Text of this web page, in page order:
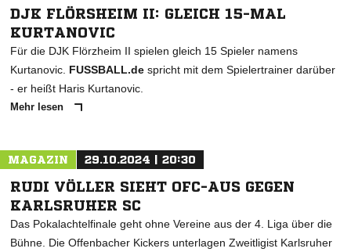
DJK FLÖRSHEIM II: GLEICH 15-MAL
KURTANOVIC
Für die DJK Flörzheim II spielen gleich 15 Spieler namens
Kurtanovic. FUSSBALL.de spricht mit dem Spielertrainer darüber
- er heißt Haris Kurtanovic.
Mehr lesen
MAGAZIN 29.10.2024 | 20:30
RUDI VÖLLER SIEHT OFC-AUS GEGEN
KARLSRUHER SC
Das Pokalachtelfinale geht ohne Vereine aus der 4. Liga über die
Bühne. Die Offenbacher Kickers unterlagen Zweitligist Karlsruher